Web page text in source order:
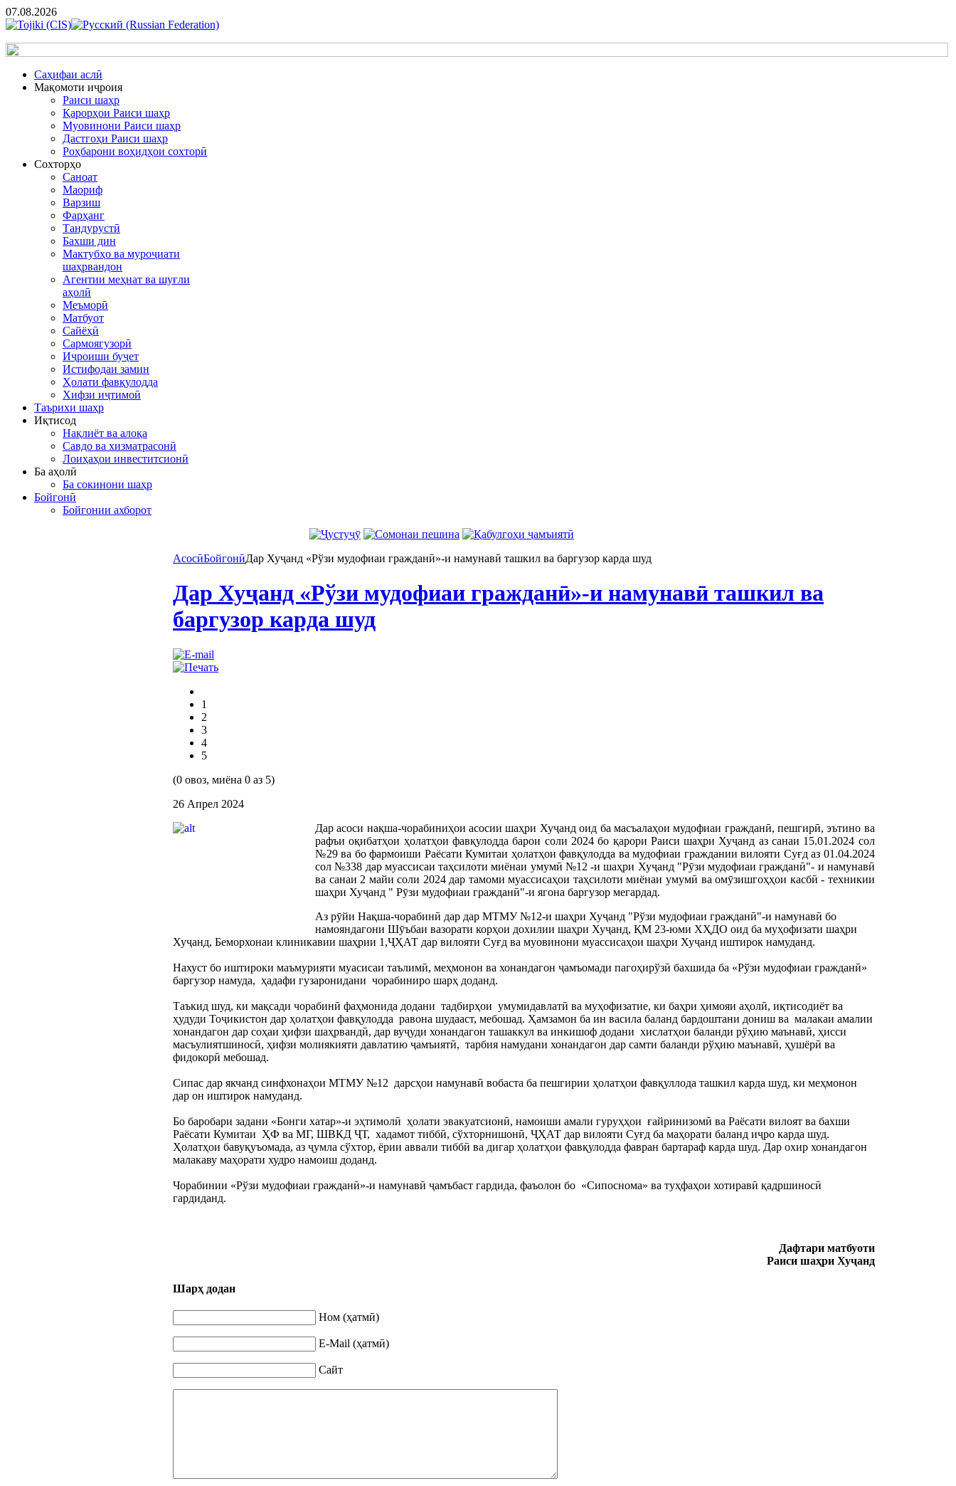
07.08.2026
Cаҳифаи аслӣ
Мақомоти иҷроия
Раиси шаҳр
Қарорҳои Раиси шаҳр
Муовинони Раиси шаҳр
Дастгоҳи Раиси шаҳр
Роҳбарони воҳидҳои сохторӣ
Сохторҳо
Саноат
Маориф
Варзиш
Фарҳанг
Тандурустӣ
Бахши дин
Мактубҳо ва муроҷиати
шаҳрвандон
Агентии меҳнат ва шуғли
аҳолӣ
Меъморӣ
Матбуот
Сайёҳӣ
Сармоягузорӣ
Иҷроиши буҷет
Истифодаи замин
Ҳолати фавқулодда
Хифзи иҷтимоӣ
Таърихи шаҳр
Иқтисод
Нақлиёт ва алоқа
Савдо ва хизматрасонӣ
Лоиҳаҳои инвеститсионӣ
Ба аҳолӣ
Ба сокинони шаҳр
Бойгонӣ
Бойгонии ахборот
АсосӣБойгонӣДар Хуҷанд «Рўзи мудофиаи гражданӣ»-и намунавӣ ташкил ва баргузор карда шуд
Дар Хуҷанд «Рўзи мудофиаи гражданӣ»-и намунавӣ ташкил ва
баргузор карда шуд
1
2
3
4
5
(0 овоз, миёна 0 аз 5)
26 Апрел 2024
Дар асоси нақша-чорабиниҳои асосии шаҳри Хуҷанд оид ба масъалаҳои мудофиаи гражданӣ, пешгирӣ, эътино ва
рафъи оқибатҳои ҳолатҳои фавқулодда барои соли 2024 бо қарори Раиси шаҳри Хуҷанд аз санаи 15.01.2024 сол
№29 ва бо фармоиши Раёсати Кумитаи ҳолатҳои фавқулодда ва мудофиаи граждании вилояти Суғд аз 01.04.2024
сол №338 дар муассисаи таҳсилоти миёнаи умумӣ №12 -и шаҳри Хуҷанд "Рӯзи мудофиаи гражданӣ"- и намунавӣ
ва санаи 2 майи соли 2024 дар тамоми муассисаҳои таҳсилоти миёнаи умумӣ ва омӯзишгоҳҳои касбӣ - техникии
шаҳри Хуҷанд " Рӯзи мудофиаи гражданӣ"-и ягона баргузор мегардад.
Аз рӯйи Нақша-чорабинӣ дар дар МТМУ №12-и шаҳри Хуҷанд "Рўзи мудофиаи гражданӣ"-и намунавӣ бо
намояндагони Шӯъбаи вазорати корҳои дохилии шаҳри Хуҷанд, ҚМ 23-юми ХҲДО оид ба муҳофизати шаҳри
Хуҷанд, Беморхонаи клиникавии шаҳрии 1,ҶҲАТ дар вилояти Суғд ва муовинони муассисаҳои шаҳри Хуҷанд иштирок намуданд.
Нахуст бо иштироки маъмурияти муасисаи таълимӣ, меҳмонон ва хонандагон ҷамъомади пагоҳирўзӣ бахшида ба «Рўзи мудофиаи гражданӣ»
баргузор намуда,  ҳадафи гузаронидани  чорабиниро шарҳ доданд.
Таъкид шуд, ки мақсади чорабинӣ фаҳмонида додани  тадбирҳои  умумидавлатӣ ва муҳофизатие, ки баҳри ҳимояи аҳолӣ, иқтисодиёт ва
ҳудуди Тоҷикистон дар ҳолатҳои фавқулодда  равона шудааст, мебошад. Ҳамзамон ба ин васила баланд бардоштани дониш ва  малакаи амалии
хонандагон дар соҳаи ҳифзи шаҳрвандӣ, дар вуҷуди хонандагон ташаккул ва инкишоф додани  хислатҳои баланди рўҳию маънавӣ, ҳисси
масъулиятшиносӣ, ҳифзи молиякияти давлатию ҷамъиятӣ,  тарбия намудани хонандагон дар самти баланди рўҳию маънавӣ, ҳушёрӣ ва
фидокорӣ мебошад.
Сипас дар якчанд синфхонаҳои МТМУ №12  дарсҳои намунавӣ вобаста ба пешгирии ҳолатҳои фавқуллода ташкил карда шуд, ки меҳмонон
дар он иштирок намуданд.
Бо баробари задани «Бонги хатар»-и эҳтимолӣ  ҳолати эвакуатсионӣ, намоиши амали гуруҳҳои  ғайринизомӣ ва Раёсати вилоят ва бахши
Раёсати Кумитаи  ҲФ ва МГ, ШВКД ҶТ,  хадамот тиббӣ, сўхторнишонӣ, ҶҲАТ дар вилояти Суғд ба маҳорати баланд иҷро карда шуд.
Ҳолатҳои бавуқуъомада, аз ҷумла сўхтор, ёрии аввали тиббӣ ва дигар ҳолатҳои фавқулодда фавран бартараф карда шуд. Дар охир хонандагон
малакаву маҳорати худро намоиш доданд.
Чорабинии «Рўзи мудофиаи гражданӣ»-и намунавӣ ҷамъбаст гардида, фаъолон бо  «Сипоснома» ва туҳфаҳои хотиравӣ қадршиносӣ
гардиданд.
Дафтари матбуоти
Раиси шаҳри Хуҷанд
Шарҳ додан
Ном (ҳатмӣ)
E-Mail (ҳатмӣ)
Сайт